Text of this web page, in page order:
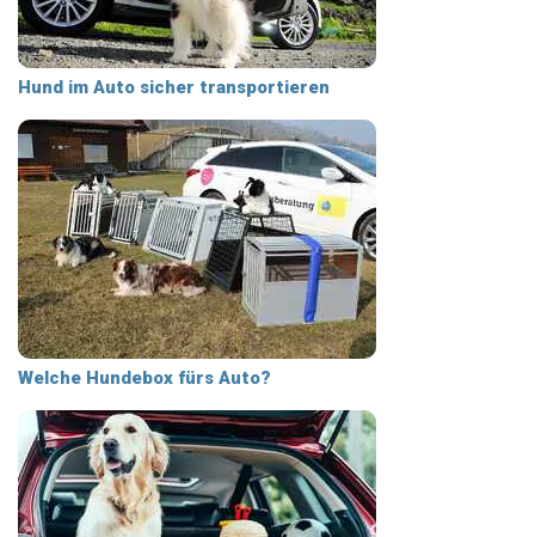
Hund im Auto sicher transportieren
Welche Hundebox fürs Auto?